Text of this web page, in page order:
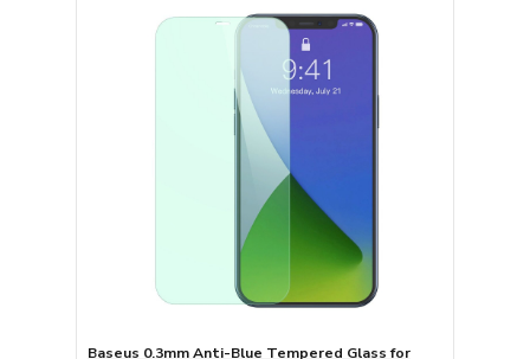
Baseus 0.3mm Anti-Blue Tempered Glass for